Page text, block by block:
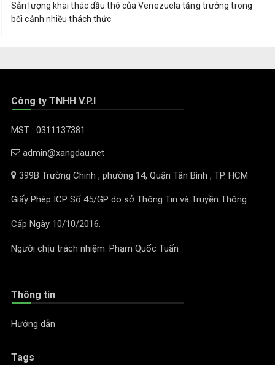
Sản lượng khai thác dầu thô của Venezuela tăng trưởng trong
bối cảnh nhiều thách thức
Công ty TNHH V.P.I
MST : 0311137381
admin@xangdau.net
399B Trường Chinh , phường 14, Quận Tân Bình , TP. HCM
Giấy Phép ICP Số 45/GP do sở Thông Tin và Truyền Thông
Cấp Ngày 10/10/2016.
Người chịu trách nhiệm: Phạm Quốc Tuấn
Thông tin
Hướng dẫn
Tags